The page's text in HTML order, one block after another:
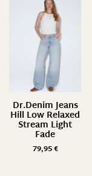
Dr.Denim Jeans
Hill Low Relaxed
Stream Light
Fade
79,95€